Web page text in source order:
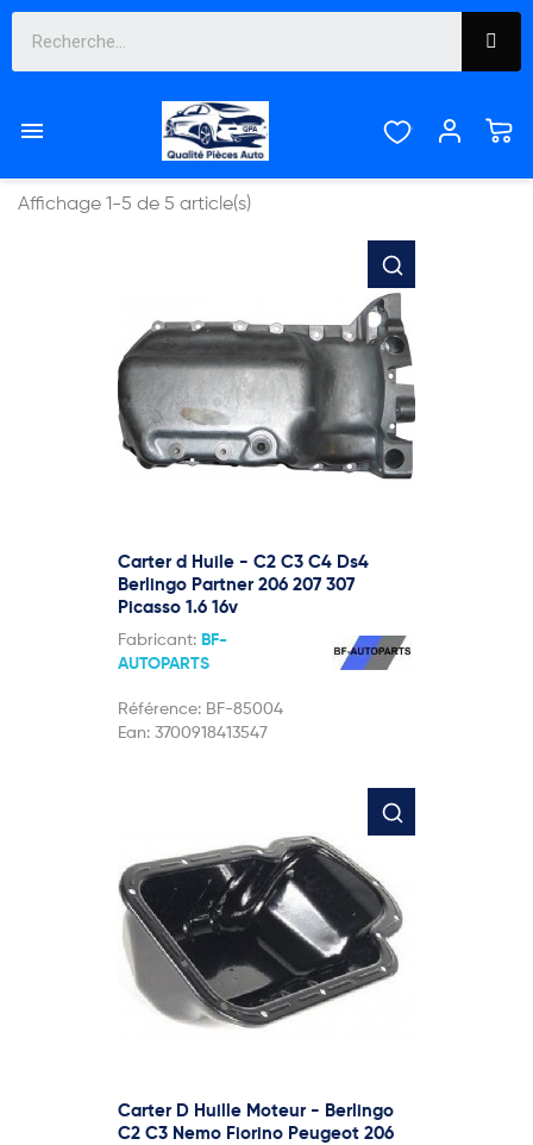

CARTER D'HUILE

Affichage 1-5 de 5 article(s)
Carter d Huile - C2 C3 C4 Ds4
Berlingo Partner 206 207 307
Picasso 1.6 16v
Fabricant: BF-
AUTOPARTS
Référence: BF-85004
Ean: 3700918413547
Carter D Huille Moteur - Berlingo
C2 C3 Nemo Fiorino Peugeot 206